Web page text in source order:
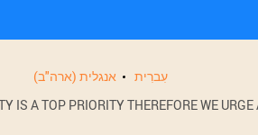
אנגלית (ארה"ב) עִברִית
IS A TOP PRIORITY THEREFORE WE